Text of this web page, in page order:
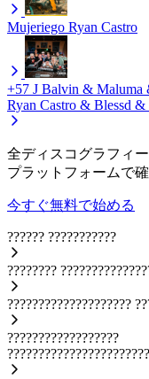
Mujeriego Ryan Castro
+57 J Balvin & Maluma
Ryan Castro & Blessd
全ディスコグラフィ
プラットフォームで確
今すぐ無料で始める
?????? ???????????
????????
????????????????????
??????????????????